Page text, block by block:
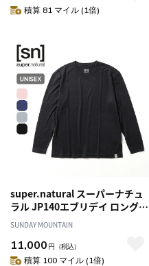
積算 81 マイル (1倍)
super.natural スーパーナチュ
ラル JP140エブリデイ ロングス
リーブTシャツ ユニセックス
SUNDAY MOUNTAIN
11,000 円 （税込）
積算 100 マイル (1倍)